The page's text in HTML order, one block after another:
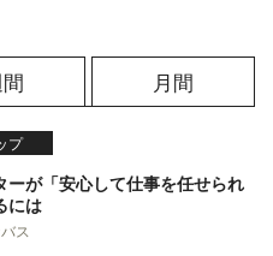
月間
プ
ーが「安心して仕事を任せられ
には
ス